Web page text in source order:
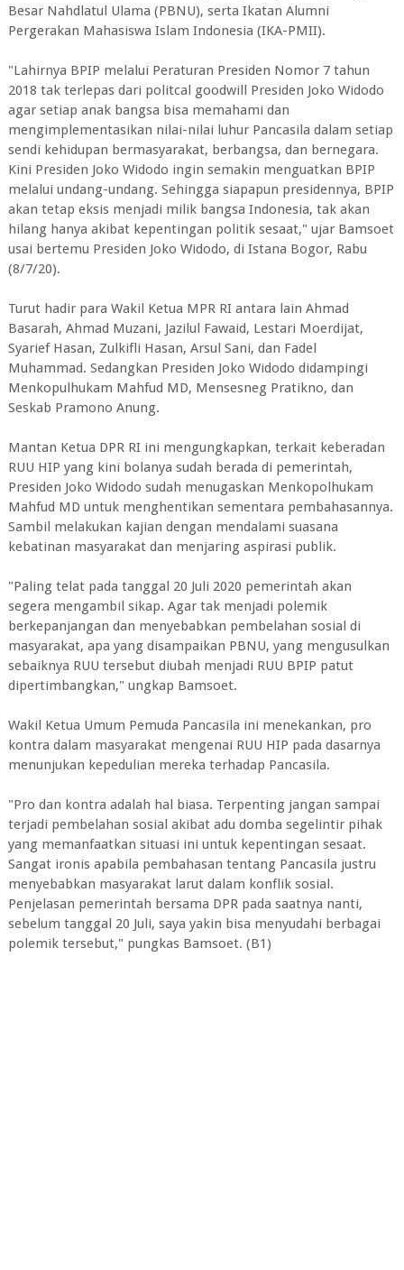
Besar Nahdlatul Ulama (PBNU), serta Ikatan Alumni
Pergerakan Mahasiswa Islam Indonesia (IKA-PMII).
"Lahirnya BPIP melalui Peraturan Presiden Nomor 7 tahun
2018 tak terlepas dari politcal goodwill Presiden Joko Widodo
agar setiap anak bangsa bisa memahami dan
mengimplementasikan nilai-nilai luhur Pancasila dalam setiap
sendi kehidupan bermasyarakat, berbangsa, dan bernegara.
Kini Presiden Joko Widodo ingin semakin menguatkan BPIP
melalui undang-undang. Sehingga siapapun presidennya, BPIP
akan tetap eksis menjadi milik bangsa Indonesia, tak akan
hilang hanya akibat kepentingan politik sesaat," ujar Bamsoet
usai bertemu Presiden Joko Widodo, di Istana Bogor, Rabu
(8/7/20).
Turut hadir para Wakil Ketua MPR RI antara lain Ahmad
Basarah, Ahmad Muzani, Jazilul Fawaid, Lestari Moerdijat,
Syarief Hasan, Zulkifli Hasan, Arsul Sani, dan Fadel
Muhammad. Sedangkan Presiden Joko Widodo didampingi
Menkopulhukam Mahfud MD, Mensesneg Pratikno, dan
Seskab Pramono Anung.
Mantan Ketua DPR RI ini mengungkapkan, terkait keberadan
RUU HIP yang kini bolanya sudah berada di pemerintah,
Presiden Joko Widodo sudah menugaskan Menkopolhukam
Mahfud MD untuk menghentikan sementara pembahasannya.
Sambil melakukan kajian dengan mendalami suasana
kebatinan masyarakat dan menjaring aspirasi publik.
"Paling telat pada tanggal 20 Juli 2020 pemerintah akan
segera mengambil sikap. Agar tak menjadi polemik
berkepanjangan dan menyebabkan pembelahan sosial di
masyarakat, apa yang disampaikan PBNU, yang mengusulkan
sebaiknya RUU tersebut diubah menjadi RUU BPIP patut
dipertimbangkan," ungkap Bamsoet.
Wakil Ketua Umum Pemuda Pancasila ini menekankan, pro
kontra dalam masyarakat mengenai RUU HIP pada dasarnya
menunjukan kepedulian mereka terhadap Pancasila.
"Pro dan kontra adalah hal biasa. Terpenting jangan sampai
terjadi pembelahan sosial akibat adu domba segelintir pihak
yang memanfaatkan situasi ini untuk kepentingan sesaat.
Sangat ironis apabila pembahasan tentang Pancasila justru
menyebabkan masyarakat larut dalam konflik sosial.
Penjelasan pemerintah bersama DPR pada saatnya nanti,
sebelum tanggal 20 Juli, saya yakin bisa menyudahi berbagai
polemik tersebut," pungkas Bamsoet. (B1)